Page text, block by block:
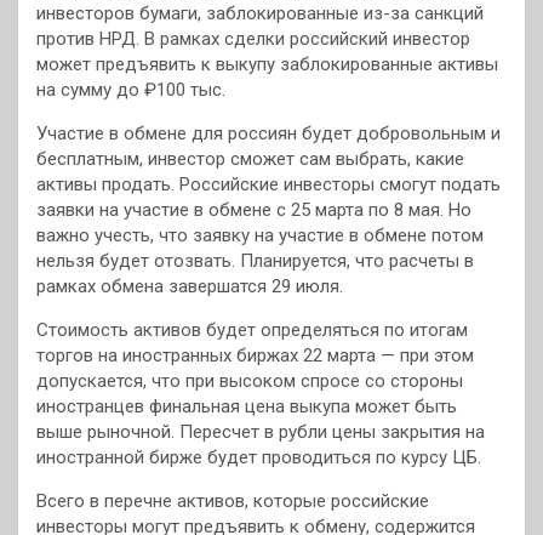
инвесторов бумаги, заблокированные из-за санкций
против НРД. В рамках сделки российский инвестор
может предъявить к выкупу заблокированные активы
на сумму до ₽100 тыс.
Участие в обмене для россиян будет добровольным и
бесплатным, инвестор сможет сам выбрать, какие
активы продать. Российские инвесторы смогут подать
заявки на участие в обмене с 25 марта по 8 мая. Но
важно учесть, что заявку на участие в обмене потом
нельзя будет отозвать. Планируется, что расчеты в
рамках обмена завершатся 29 июля.
Стоимость активов будет определяться по итогам
торгов на иностранных биржах 22 марта — при этом
допускается, что при высоком спросе со стороны
иностранцев финальная цена выкупа может быть
выше рыночной. Пересчет в рубли цены закрытия на
иностранной бирже будет проводиться по курсу ЦБ.
Всего в перечне активов, которые российские
инвесторы могут предъявить к обмену, содержится